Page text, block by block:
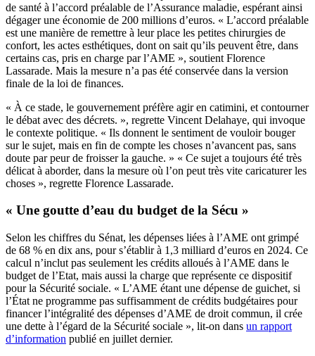
de santé à l’accord préalable de l’Assurance maladie, espérant ainsi
dégager une économie de 200 millions d’euros. « L’accord préalable
est une manière de remettre à leur place les petites chirurgies de
confort, les actes esthétiques, dont on sait qu’ils peuvent être, dans
certains cas, pris en charge par l’AME », soutient Florence
Lassarade. Mais la mesure n’a pas été conservée dans la version
finale de la loi de finances.
« À ce stade, le gouvernement préfère agir en catimini, et contourner
le débat avec des décrets. », regrette Vincent Delahaye, qui invoque
le contexte politique. « Ils donnent le sentiment de vouloir bouger
sur le sujet, mais en fin de compte les choses n’avancent pas, sans
doute par peur de froisser la gauche. » « Ce sujet a toujours été très
délicat à aborder, dans la mesure où l’on peut très vite caricaturer les
choses », regrette Florence Lassarade.
« Une goutte d’eau du budget de la Sécu »
Selon les chiffres du Sénat, les dépenses liées à l’AME ont grimpé
de 68 % en dix ans, pour s’établir à 1,3 milliard d’euros en 2024. Ce
calcul n’inclut pas seulement les crédits alloués à l’AME dans le
budget de l’Etat, mais aussi la charge que représente ce dispositif
pour la Sécurité sociale. « L’AME étant une dépense de guichet, si
l’État ne programme pas suffisamment de crédits budgétaires pour
financer l’intégralité des dépenses d’AME de droit commun, il crée
une dette à l’égard de la Sécurité sociale », lit-on dans un rapport
d’information publié en juillet dernier.